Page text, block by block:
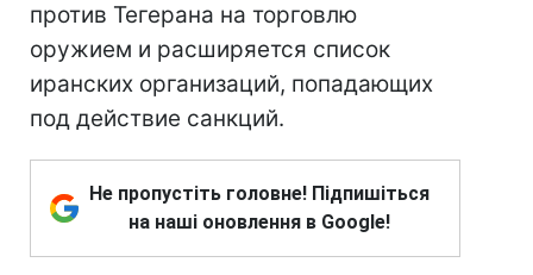
против Тегерана на торговлю
оружием и расширяется список
иранских организаций, попадающих
под действие санкций.
Не пропустіть головне! Підпишіться
на наші оновлення в Google!